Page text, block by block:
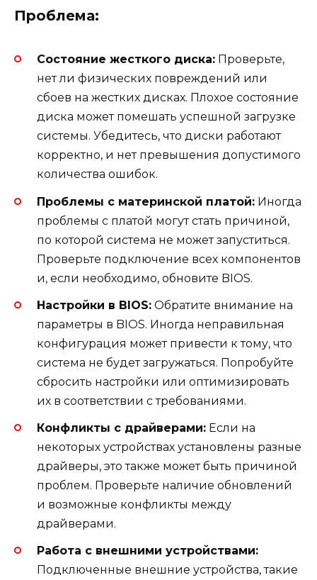
Проблема:
Состояние жесткого диска: Проверьте,
нет ли физических повреждений или
сбоев на жестких дисках. Плохое состояние
диска может помешать успешной загрузке
системы. Убедитесь, что диски работают
корректно, и нет превышения допустимого
количества ошибок.
Проблемы с материнской платой: Иногда
проблемы с платой могут стать причиной,
по которой система не может запуститься.
Проверьте подключение всех компонентов
и, если необходимо, обновите BIOS.
Настройки в BIOS: Обратите внимание на
параметры в BIOS. Иногда неправильная
конфигурация может привести к тому, что
система не будет загружаться. Попробуйте
сбросить настройки или оптимизировать
их в соответствии с требованиями.
Конфликты с драйверами: Если на
некоторых устройствах установлены разные
драйверы, это также может быть причиной
проблем. Проверьте наличие обновлений
и возможные конфликты между
драйверами.
Работа с внешними устройствами:
Подключенные внешние устройства, такие